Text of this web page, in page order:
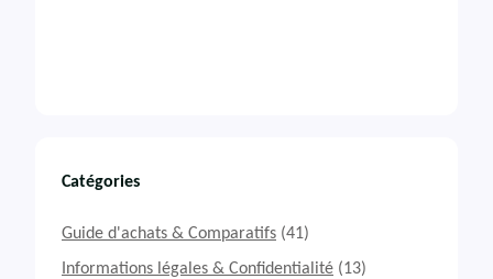
Catégories
Guide d'achats & Comparatifs (41)
Informations légales & Confidentialité (13)